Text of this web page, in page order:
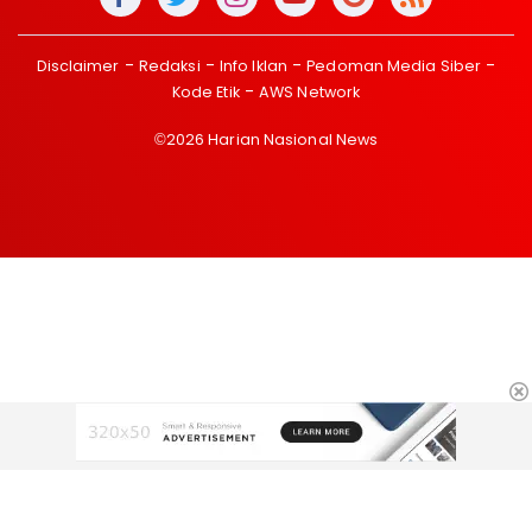
Disclaimer Redaksi Info Iklan
Pedoman Media Siber
Kode Etik
AWS Network
©2026 Harian Nasional News